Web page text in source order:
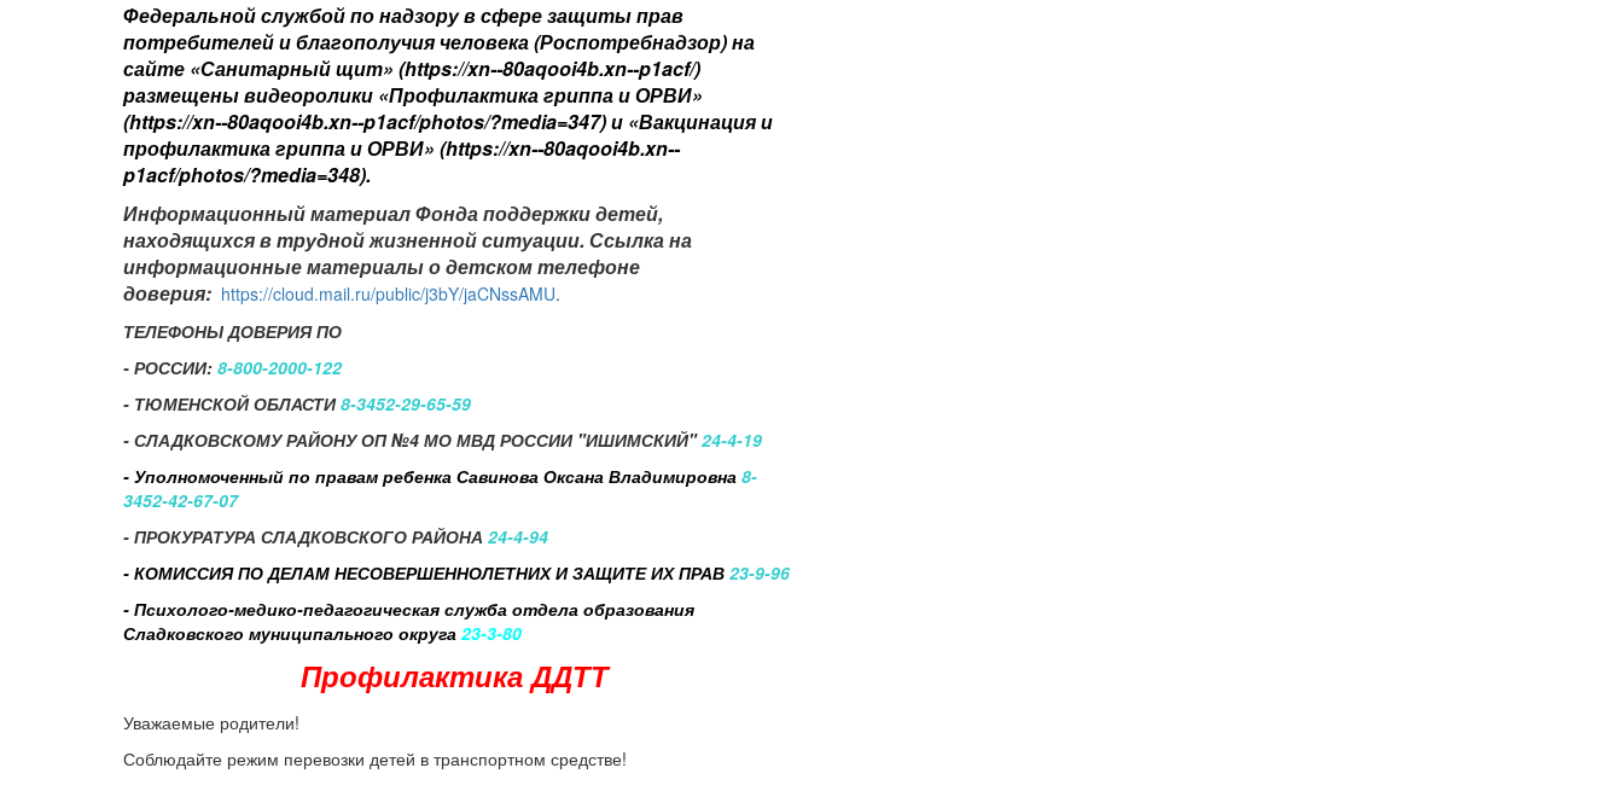
Федеральной службой по надзору в сфере защиты прав
потребителей и благополучия человека (Роспотребнадзор) на
сайте «Санитарный щит» (https://xn--80aqooi4b.xn--p1acf/)
размещены видеоролики «Профилактика гриппа и ОРВИ»
(https://xn--80aqooi4b.xn--p1acf/photos/?media=347) и «Вакцинация и
профилактика гриппа и ОРВИ» (https://xn--80aqooi4b.xn--
p1acf/photos/?media=348).
Информационный материал Фонда поддержки детей,
находящихся в трудной жизненной ситуации. Ссылка на
информационные материалы о детском телефоне
доверия: https://cloud.mail.ru/public/j3bY/jaCNssAMU.
ТЕЛЕФОНЫ ДОВЕРИЯ ПО
- РОССИИ: 8-800-2000-122
- ТЮМЕНСКОЙ ОБЛАСТИ8-3452-29-65-59
- СЛАДКОВСКОМУ РАЙОНУ ОП №4 МО МВД РОССИИ "ИШИМСКИЙ"24-4-19
- Уполномоченный по правам ребенка Савинова Оксана Владимировна 8-
3452-42-67-07
- ПРОКУРАТУРА СЛАДКОВСКОГО РАЙОНА 24-4-94
- КОМИССИЯ ПО ДЕЛАМ НЕСОВЕРШЕННОЛЕТНИХ И ЗАЩИТЕ ИХ ПРАВ 23-9-96
- Психолого-медико-педагогическая служба отдела образования
Сладковского муниципального округа 23-3-80
Профилактика ДДТТ
Уважаемые родители!
Соблюдайте режим перевозки детей в транспортном средстве!